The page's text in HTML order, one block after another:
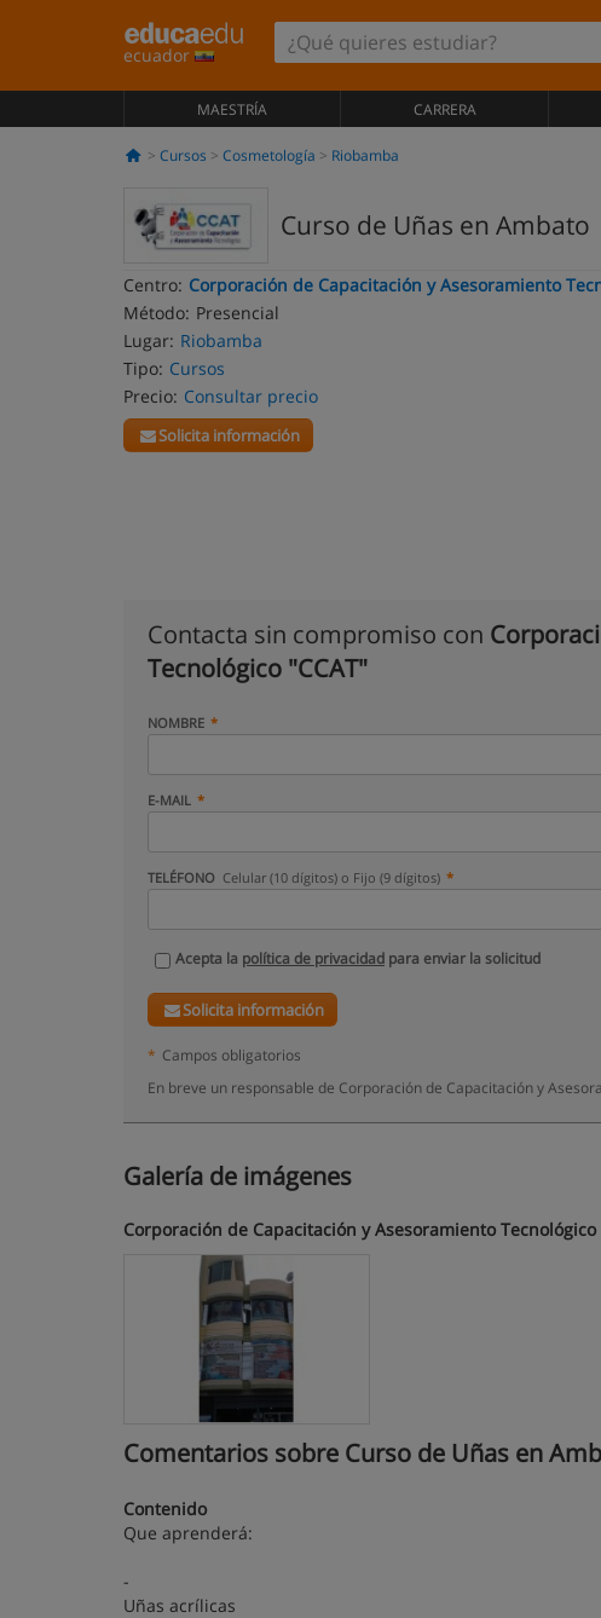
ecuador
MAESTRÍA CARRERA
Cursos Cosmetología Riobamba
Curso de Uñas en Ambato
Centro: Corporación de Capacitación y Asesoramiento
Método: Presencial
Lugar: Riobamba
Tipo: Cursos
Precio: Consultar precio
Solicita información
Contacta sin compromiso con
Tecnológico "CCAT"
NOMBRE
E-MAIL
TELÉFONO Celular (10 dígitos) o Fijo (9 dígitos)
Acepta la política de privacidad para enviar la solicitud
Solicita información
* Campos obligatorios
En breve un responsable de Corporación de Capacitación y
Galería de imágenes
Corporación de Capacitación y Asesoramiento Tecnológico
Comentarios sobre Curso de Uñas en
Contenido
Que aprenderá:
-
Uñas acrílicas